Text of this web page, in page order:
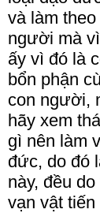
và làm
người mà
ấy vì đó là
bổn phận
con người,
hãy xem
gì nên làm
đức, do đó
này, đều
vạn vật tiến